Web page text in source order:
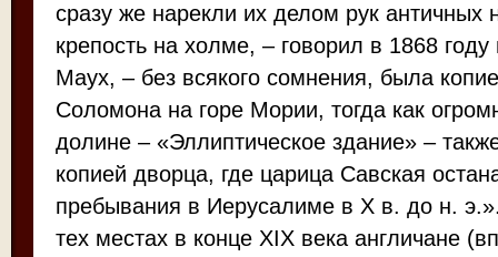
сразу же нарекли их делом рук античных
крепость на холме, – говорил в 1868 году
Маух, – без всякого сомнения, была
Соломона на горе Мории, тогда как
долине – «Эллиптическое здание» –
копией дворца, где царица Савская
пребывания в Иерусалиме в X в. до н.
тех местах в конце XIX века англичане